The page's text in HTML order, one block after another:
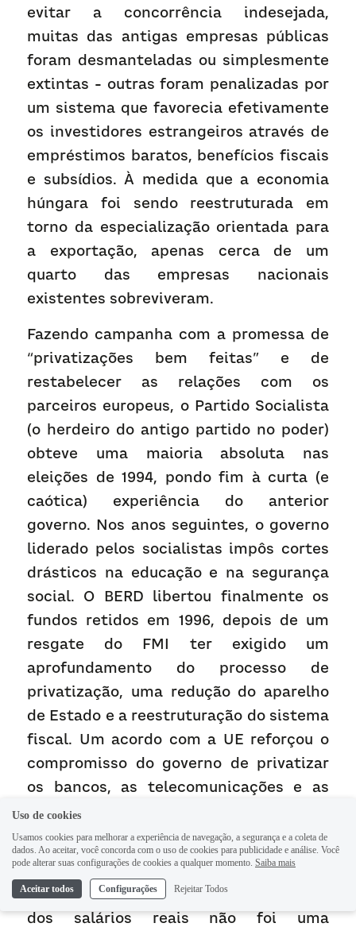
evitar a concorrência indesejada,
muitas das antigas empresas públicas
foram desmanteladas ou simplesmente
extintas - outras foram penalizadas por
um sistema que favorecia efetivamente
os investidores estrangeiros através de
empréstimos baratos, benefícios fiscais
e subsídios. À medida que a economia
húngara foi sendo reestruturada em
torno da especialização orientada para
a exportação, apenas cerca de um
quarto das empresas nacionais
existentes sobreviveram.
Fazendo campanha com a promessa de
“privatizações bem feitas” e de
restabelecer as relações com os
parceiros europeus, o Partido Socialista
(o herdeiro do antigo partido no poder)
obteve uma maioria absoluta nas
eleições de 1994, pondo fim à curta (e
caótica) experiência do anterior
governo. Nos anos seguintes, o governo
liderado pelos socialistas impôs cortes
drásticos na educação e na segurança
social. O BERD libertou finalmente os
fundos retidos em 1996, depois de um
resgate do FMI ter exigido um
aprofundamento do processo de
privatização, uma redução do aparelho
de Estado e a reestruturação do sistema
fiscal. Um acordo com a UE reforçou o
compromisso do governo de privatizar
os bancos, as telecomunicações e as
empresas de energia.
Estas opções macroeconómicas tiveram
um efeito drástico na política social. A
quebra das poupanças, das pensões e
dos salários reais não foi uma
Uso de cookies
Usamos cookies para melhorar a experiência de navegação, a segurança e a coleta de
dados. Ao aceitar, você concorda com o uso de cookies para publicidade e análise. Você
pode alterar suas configurações de cookies a qualquer momento. Saiba mais
Aceitar todos Configurações Rejeitar Todos